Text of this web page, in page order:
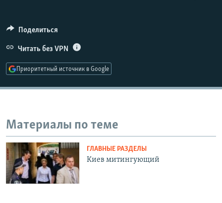
ПОДПИШИТЕСЬ НА РАССЫЛКУ
СОЦИАЛЬНЫЕ СЕТИ
Все сайты РСЕ/РС
Поделиться
Читать без VPN
Приоритетный источник в Google
Материалы по теме
ГЛАВНЫЕ РАЗДЕЛЫ
Киев митингующий